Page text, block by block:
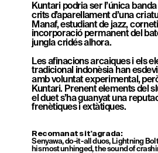
Kuntari podria ser l’única
crits d’aparellament d’una
Manaf, estudiant de jazz,
incorporació permanent del
jungla cridés alhora.
Les afinacions arcaiques i els
tradicional indonèsia han
amb voluntat experimental,
Kuntari. Prenent elements del
el duet s’ha guanyat una
frenètiques i extàtiques.
Recomanat si t'agrada:
Senyawa, do-it-all duos, Lightning
his most unhinged, the sound of